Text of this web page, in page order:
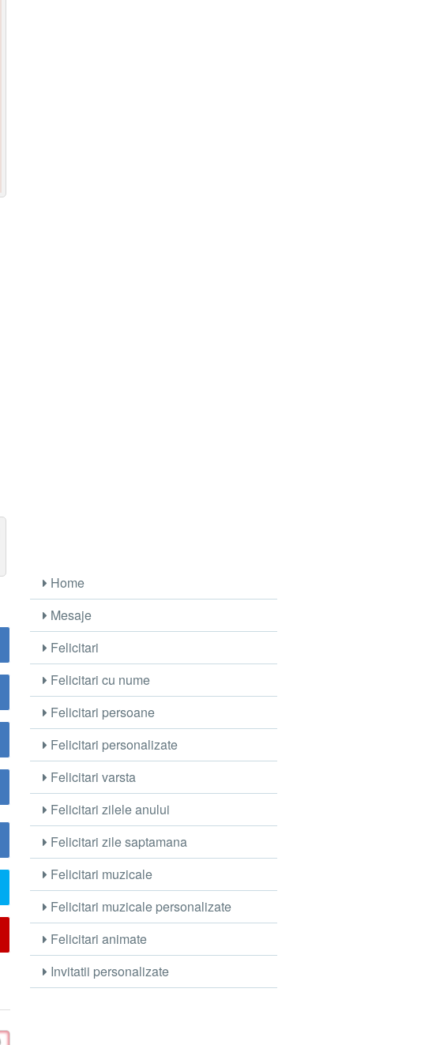
Home
Mesaje
Felicitari
Felicitari cu nume
Felicitari persoane
Felicitari personalizate
Felicitari varsta
Felicitari zilele anului
Felicitari zile saptamana
Felicitari muzicale
Felicitari muzicale personalizate
Felicitari animate
Invitatii personalizate